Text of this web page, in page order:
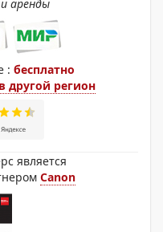
и аренды
: бесплатно
другой регион
является
Canon